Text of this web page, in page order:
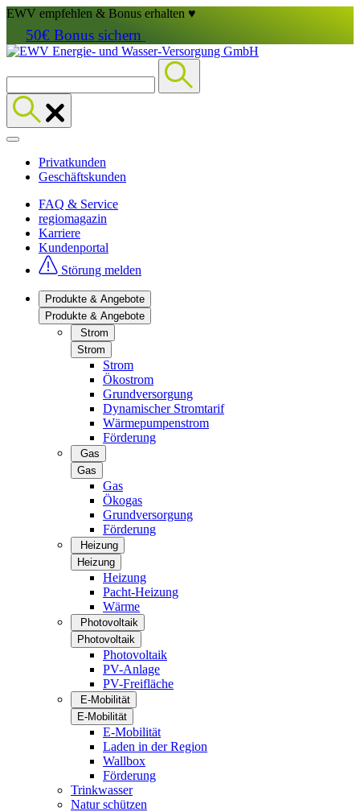
EWV empfehlen & Bonus erhalten ♥
50€ Bonus sichern
Privatkunden
Geschäftskunden
FAQ & Service
regiomagazin
Karriere
Kundenportal
Störung melden
Produkte & Angebote
Produkte & Angebote
Strom
Strom
Strom
Ökostrom
Grundversorgung
Dynamischer Stromtarif
Wärmepumpenstrom
Förderung
Gas
Gas
Gas
Ökogas
Grundversorgung
Förderung
Heizung
Heizung
Heizung
Pacht-Heizung
Wärme
Photovoltaik
Photovoltaik
Photovoltaik
PV-Anlage
PV-Freifläche
E-Mobilität
E-Mobilität
E-Mobilität
Laden in der Region
Wallbox
Förderung
Trinkwasser
Natur schützen